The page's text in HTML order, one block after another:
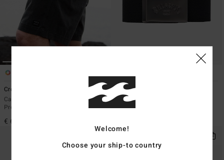
Crossfire Wave Washed 18"
Calções submergíveis híbridos
Preto homem
€ 65,95
Cog
Cinto de tecido entrançado Preto
homem
Welcome!
Choose your ship-to country